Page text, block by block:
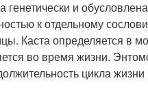
генетически и обусловлена
к отдельному
Каста определяется в
во время жизни.
цикла жизни